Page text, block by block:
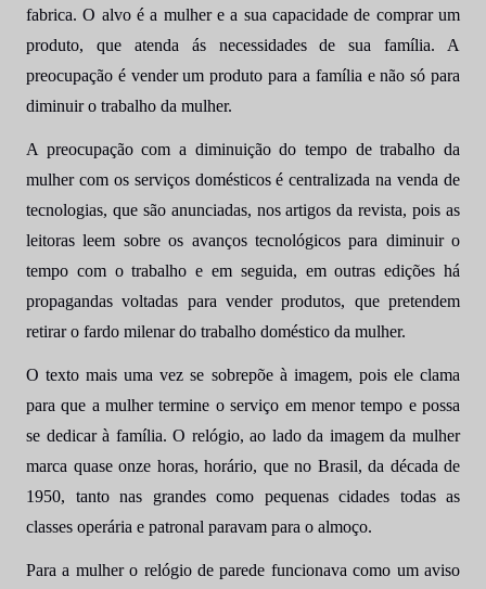
fabrica. O alvo é a mulher e a sua capacidade de comprar um
produto, que atenda ás necessidades de sua família. A
preocupação é vender um produto para a família e não só para
diminuir o trabalho da mulher.
A preocupação com a diminuição do tempo de trabalho da
mulher com os serviços domésticos é centralizada na venda de
tecnologias, que são anunciadas, nos artigos da revista, pois as
leitoras leem sobre os avanços tecnológicos para diminuir o
tempo com o trabalho e em seguida, em outras edições há
propagandas voltadas para vender produtos, que pretendem
retirar o fardo milenar do trabalho doméstico da mulher.
O texto mais uma vez se sobrepõe à imagem, pois ele clama
para que a mulher termine o serviço em menor tempo e possa
se dedicar à família. O relógio, ao lado da imagem da mulher
marca quase onze horas, horário, que no Brasil, da década de
1950, tanto nas grandes como pequenas cidades todas as
classes operária e patronal paravam para o almoço.
Para a mulher o relógio de parede funcionava como um aviso